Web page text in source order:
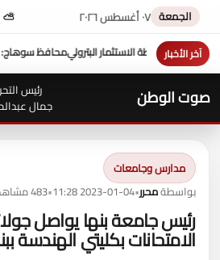
الجمعة ٠٧ أغسطس ٢٠٢٦ ⛅
آخر الأخبار
على منحة 10 ملايين دولار تعزز التنمية بالمحافظة
صوت الوطن
رئيس
جمال
مدارس وجامعات
بواسطةمحرر•
2023-01-04 11:28
•483 مشاهدة
رئيس جامعة بنها يواصل
الامتحانات بكليتي الهندسة